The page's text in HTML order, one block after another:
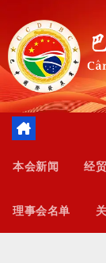
内
本会新闻 经
理事会名单